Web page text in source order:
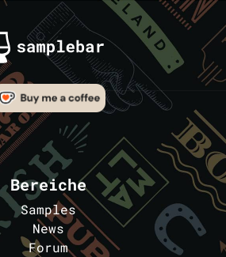
Bereiche
Samples
News
Forum